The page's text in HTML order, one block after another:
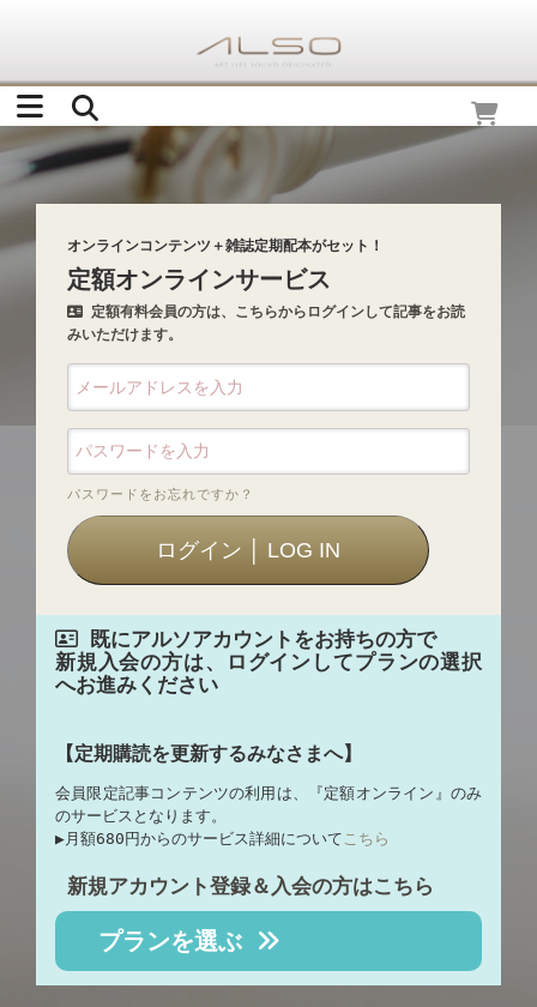
オンラインコンテンツ＋雑誌定期配本がセット！
定額オンラインサービス
定額有料会員の方は、こちらからログインして記事をお読
みいただけます。
パスワードをお忘れですか？
既にアルソアカウントをお持ちの方で
新規入会の方は、ログインしてプランの選択
へお進みください
【定期購読を更新するみなさまへ】
会員限定記事コンテンツの利用は、『定額オンライン』のみ
のサービスとなります。
▶︎月額680円からのサービス詳細についてこちら
新規アカウント登録＆入会の方はこちら
プランを選ぶ